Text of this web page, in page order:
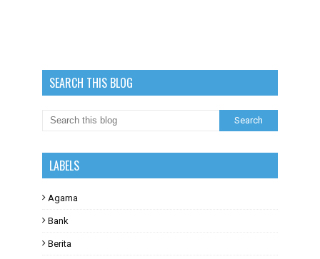
SEARCH THIS BLOG
LABELS
Agama
Bank
Berita